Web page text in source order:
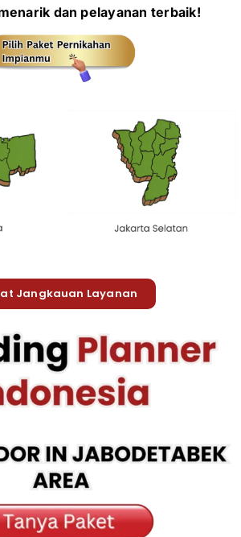
dan pelayanan terbaik!
Jangkauan Layanan